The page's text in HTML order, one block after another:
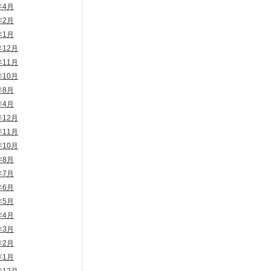
月
月
月
月
月
月
月
月
月
月
月
月
月
月
月
月
月
月
月